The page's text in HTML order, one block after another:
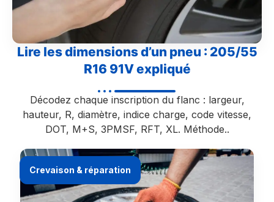
Lire les dimensions d’un pneu : 205/55
R16 91V expliqué
Décodez chaque inscription du flanc : largeur,
hauteur, R, diamètre, indice charge, code vitesse,
DOT, M+S, 3PMSF, RFT, XL. Méthode..
Crevaison & réparation